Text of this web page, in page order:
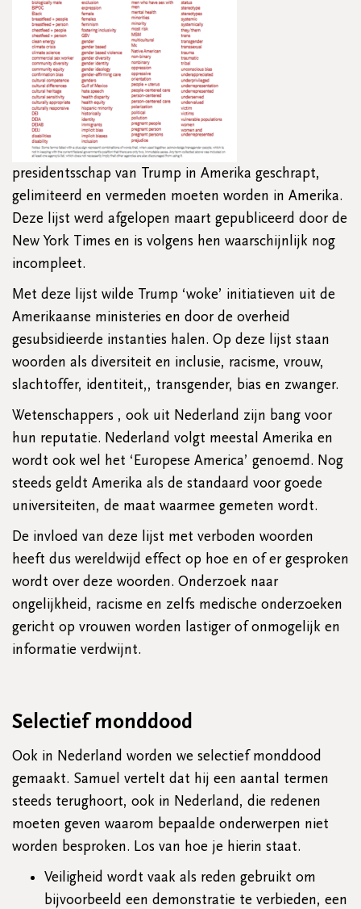
presidentsschap van Trump in Amerika geschrapt,
gelimiteerd en vermeden moeten worden in Amerika.
Deze lijst werd afgelopen maart gepubliceerd door de
New York Times en is volgens hen waarschijnlijk nog
incompleet.
Met deze lijst wilde Trump ‘woke’ initiatieven uit de
Amerikaanse ministeries en door de overheid
gesubsidieerde instanties halen. Op deze lijst staan
woorden als diversiteit en inclusie, racisme, vrouw,
slachtoffer, identiteit,, transgender, bias en zwanger.
Wetenschappers , ook uit Nederland zijn bang voor
hun reputatie. Nederland volgt meestal Amerika en
wordt ook wel het ‘Europese America’ genoemd. Nog
steeds geldt Amerika als de standaard voor goede
universiteiten, de maat waarmee gemeten wordt.
De invloed van deze lijst met verboden woorden
heeft dus wereldwijd effect op hoe en of er gesproken
wordt over deze woorden. Onderzoek naar
ongelijkheid, racisme en zelfs medische onderzoeken
gericht op vrouwen worden lastiger of onmogelijk en
informatie verdwijnt.
Selectief monddood
Ook in Nederland worden we selectief monddood
gemaakt. Samuel vertelt dat hij een aantal termen
steeds terughoort, ook in Nederland, die redenen
moeten geven waarom bepaalde onderwerpen niet
worden besproken. Los van hoe je hierin staat.
Veiligheid wordt vaak als reden gebruikt om
bijvoorbeeld een demonstratie te verbieden, een